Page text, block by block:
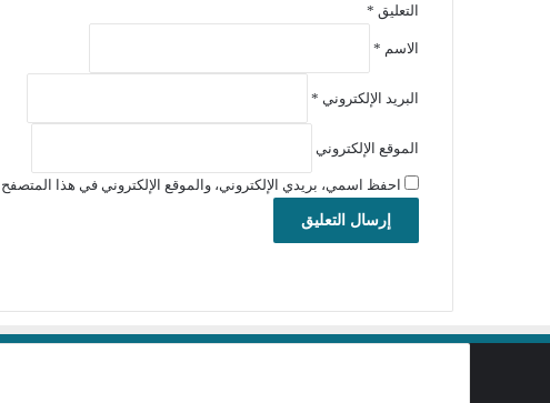
التعليق *
الاسم *
البريد الإلكتروني *
الموقع الإلكتروني
احفظ اسمي، بريدي الإلكتروني، والموقع الإلكتروني في هذا